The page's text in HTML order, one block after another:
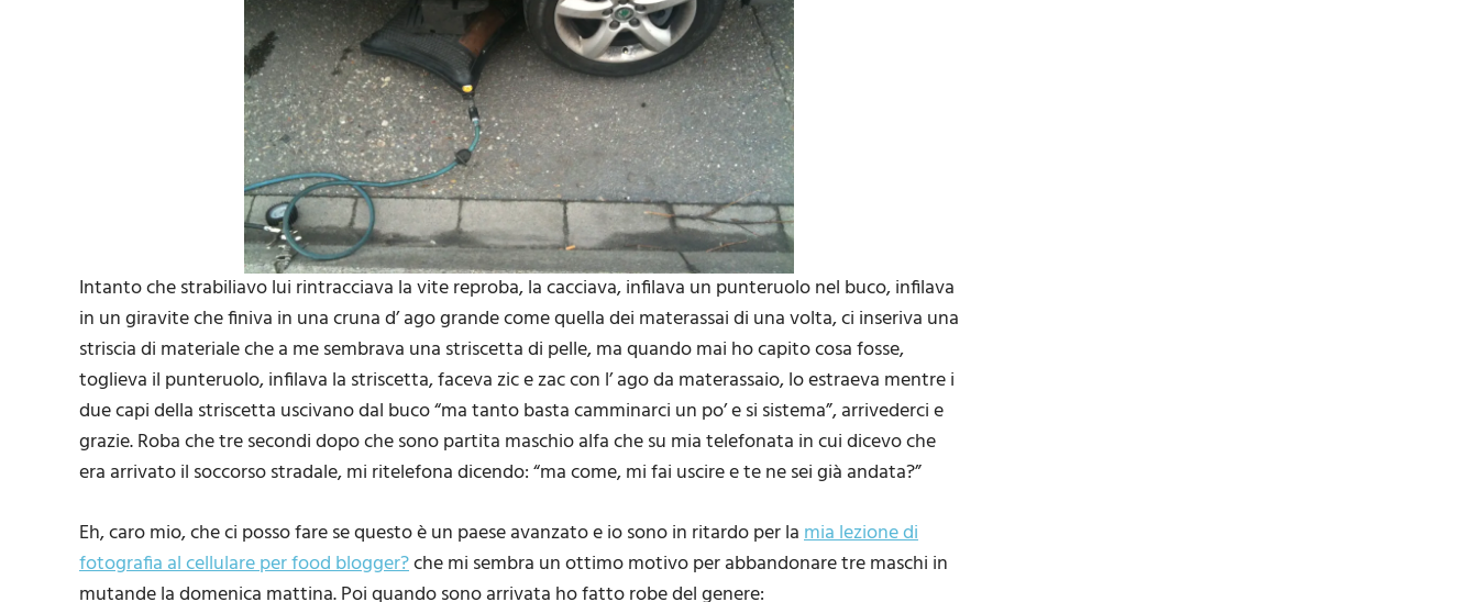
Intanto che strabiliavo lui rintracciava la vite reproba, la cacciava, infilava un punteruolo nel buco, infilava
in un giravite che finiva in una cruna d’ ago grande come quella dei materassai di una volta, ci inseriva una
striscia di materiale che a me sembrava una striscetta di pelle, ma quando mai ho capito cosa fosse,
toglieva il punteruolo, infilava la striscetta, faceva zic e zac con l’ ago da materassaio, lo estraeva mentre i
due capi della striscetta uscivano dal buco “ma tanto basta camminarci un po’ e si sistema”, arrivederci e
grazie. Roba che tre secondi dopo che sono partita maschio alfa che su mia telefonata in cui dicevo che
era arrivato il soccorso stradale, mi ritelefona dicendo: “ma come, mi fai uscire e te ne sei già andata?”
Eh, caro mio, che ci posso fare se questo è un paese avanzato e io sono in ritardo per lamia lezione di
fotografia al cellulare per food blogger?che mi sembra un ottimo motivo per abbandonare tre maschi in
mutande la domenica mattina. Poi quando sono arrivata ho fatto robe del genere: